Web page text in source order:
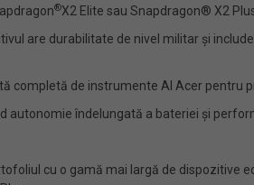
®X2 Elite sau Snapdragon® X2
are durabilitate de nivel militar și
completă de instrumente AI Acer pentru
autonomie îndelungată a bateriei și
cu o gamă mai largă de dispozitive